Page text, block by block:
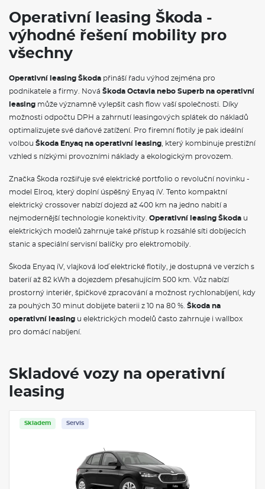
Rezervní kolo pro 15" kola (plnohodnotné)
Sada nářadí a zvedák vozu
Vnitřní zpětné zrcátko s automatickým stmíváním
Dvouzónová klimatizace Climatronic
Bezdrátový SmartLink
VÝBAVA VE VÝBAVA STUPNI
Rozpoznávání dopravních značek
Textilní dekor palubní desky Kota
Kabinový vzduchový filtr s aktivním uhlím
Cargo element
Závěsná multifunkční kapsa
Schránka před spolujezdcem
Dekorační lišta palubní desky šedá
Sluneční clony s kosmetickým zrcátkem
Kožená hlavice řadící páky
Oboustranný koberec do zavazadlového prostoru
2 čtecí lampičky vpředu, 2 vzadu
Osvětlení zavazadlového prostoru
Škrabka na led ve víku palivové nádrže
Standardní lišty oken
Vnější zpětná zrcátka elektricky nastavitelná a vyhřívaná
Parkovací senzory vzadu
LED přední světlomety
Kontrola tlaku v pneumatikách
valivým odporem generace 2
Krytky šroubů kol
Bezpečnostní šrouby kol
Rotare Aero 15" stříbrná
Operativní leasing Škoda -
výhodné řešení mobility pro
všechny
Operativní leasing Škoda přináší řadu výhod zejména pro
podnikatele a firmy. Nová Škoda Octavia nebo Superb na operativní
leasing může významně vylepšit cash flow vaší společnosti. Díky
možnosti odpočtu DPH a zahrnutí leasingových splátek do nákladů
optimalizujete své daňové zatížení. Pro firemní flotily je pak ideální
volbou Škoda Enyaq na operativní leasing , který kombinuje prestižní
vzhled s nízkými provozními náklady a ekologickým provozem.
Značka Škoda rozšiřuje své elektrické portfolio o revoluční novinku -
model Elroq, který doplní úspěšný Enyaq iV. Tento kompaktní
elektrický crossover nabízí dojezd až 400 km na jedno nabití a
nejmodernější technologie konektivity. Operativní leasing Škoda u
elektrických modelů zahrnuje také přístup k rozsáhlé síti dobíjecích
stanic a speciální servisní balíčky pro elektromobily.
Škoda Enyaq iV, vlajková loď elektrické flotily, je dostupná ve verzích s
baterií až 82 kWh a dojezdem přesahujícím 500 km. Vůz nabízí
prostorný interiér, špičkové zpracování a možnost rychlonabíjení, kdy
za pouhých 30 minut dobijete baterii z 10 na 80 %. Škoda na
operativní leasing u elektrických modelů často zahrnuje i wallbox
pro domácí nabíjení.
Skladové vozy na operativní
leasing
Skladem Servis